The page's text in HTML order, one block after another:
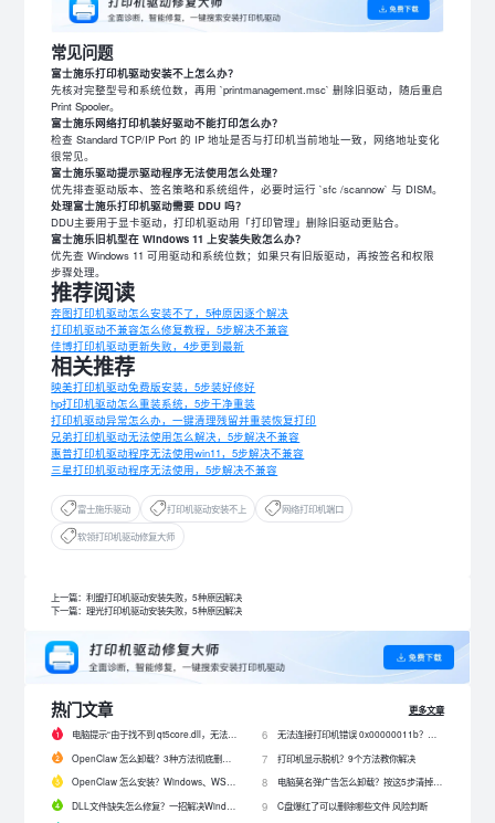
常见问题
富士施乐打印机驱动安装不上怎么办？
先核对完整型号和系统位数，再用 `printmanagement.msc` 删除旧驱动，随后重启
Print Spooler。
富士施乐网络打印机装好驱动不能打印怎么办？
检查 Standard TCP/IP Port 的 IP 地址是否与打印机当前地址一致，网络地址变化
很常见。
富士施乐驱动提示驱动程序无法使用怎么处理？
优先排查驱动版本、签名策略和系统组件，必要时运行 `sfc /scannow` 与 DISM。
处理富士施乐打印机驱动需要 DDU 吗？
DDU主要用于显卡驱动，打印机驱动用「打印管理」删除旧驱动更贴合。
富士施乐旧机型在 Windows 11 上安装失败怎么办？
优先查 Windows 11 可用驱动和系统位数；如果只有旧版驱动，再按签名和权限
步骤处理。
推荐阅读
奔图打印机驱动怎么安装不了，5种原因逐个解决
打印机驱动不兼容怎么修复教程，5步解决不兼容
佳博打印机驱动更新失败，4步更到最新
相关推荐
映美打印机驱动免费版安装，5步装好修好
hp打印机驱动怎么重装系统，5步干净重装
打印机驱动异常怎么办，一键清理残留并重装恢复打印
兄弟打印机驱动无法使用怎么解决，5步解决不兼容
惠普打印机驱动程序无法使用win11，5步解决不兼容
三星打印机驱动程序无法使用，5步解决不兼容
富士施乐驱动 打印机驱动安装不上 网络打印机端口
软领打印机驱动修复大师
上一篇：利盟打印机驱动安装失败，5种原因解决
下一篇：理光打印机驱动安装失败，5种原因解决
热门文章
更多文章
电脑提示“由于找不到 qt5core.dll，无法继续执行代码”？4 招快速修复！
OpenClaw 怎么卸载？3种方法彻底删除 OpenClaw 及残留数据
OpenClaw 怎么安装？Windows、WSL2 和网关配置完整教程
DLL文件缺失怎么修复？一招解决Windows启动报错问题！
6
7 打印机显示脱机？9个方法教你解决
8
9 C盘爆红了可以删除哪些文件 风险判断